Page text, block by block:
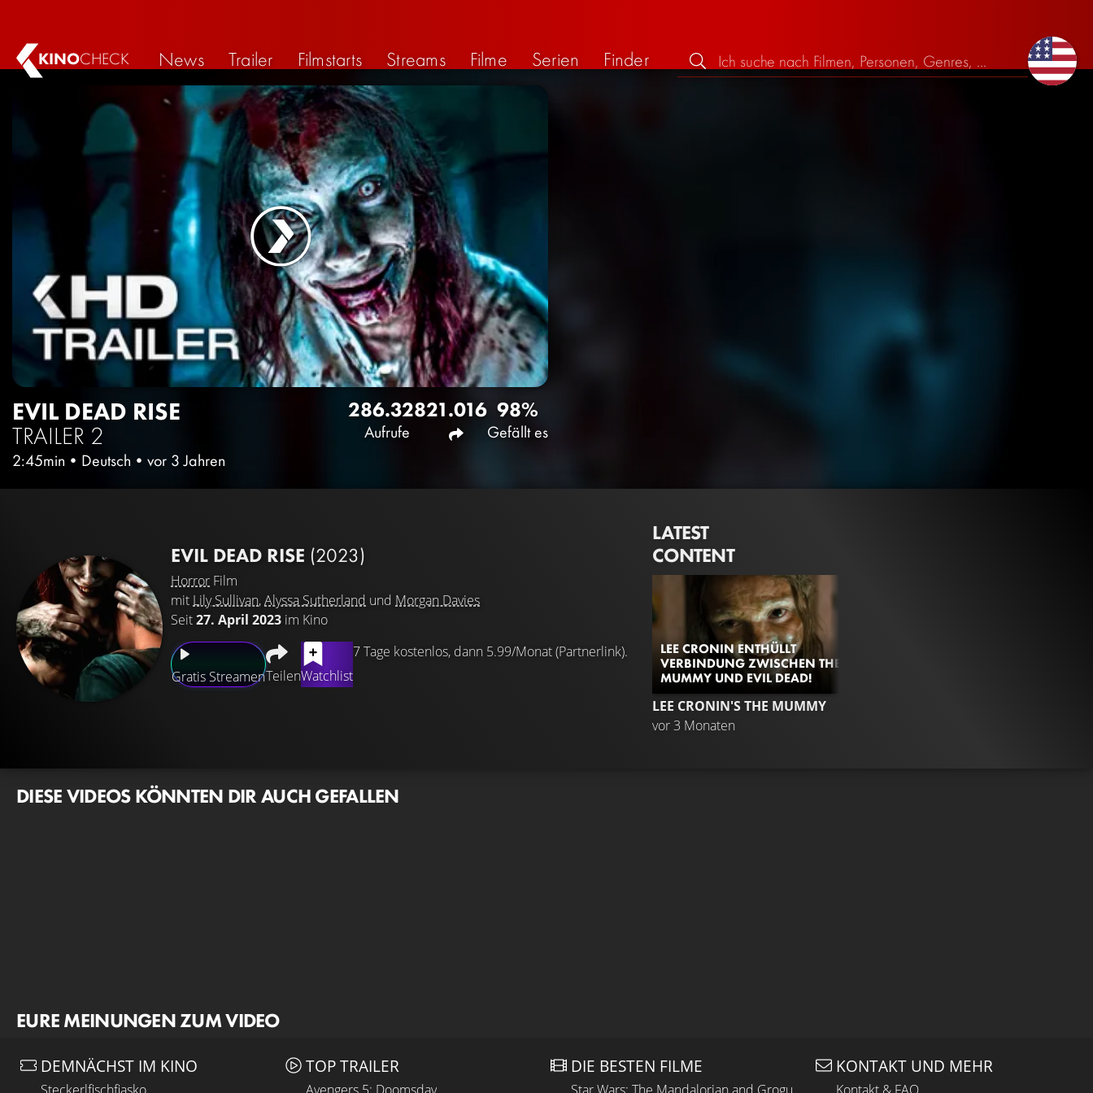
KINOCHECK News Trailer Filmstarts Streams Filme Serien Finder
EVIL DEAD RISE
TRAILER 2
2:45min • Deutsch • vor 3 Jahren
286.328
Aufrufe
21.016 98%
Gefällt es
EVIL DEAD RISE (2023)
Horror Film
mit Lily Sullivan,Alyssa Sutherland und Morgan Davies
Seit27. April 2023 im Kino
Gratis StreamenTeilenWatchlist
7 Tage kostenlos, dann 5.99/Monat (Partnerlink).
LATEST
CONTENT
LEE CRONIN ENTHÜLLT
VERBINDUNG ZWISCHEN THE
MUMMY UND EVIL DEAD!
LEE CRONIN'S THE MUMMY
vor 3 Monaten
DIESE VIDEOS KÖNNTEN DIR AUCH GEFALLEN
EURE MEINUNGEN ZUM VIDEO
DEMNÄCHST IM KINO TOP TRAILER DIE BESTEN FILME KONTAKT UND MEHR